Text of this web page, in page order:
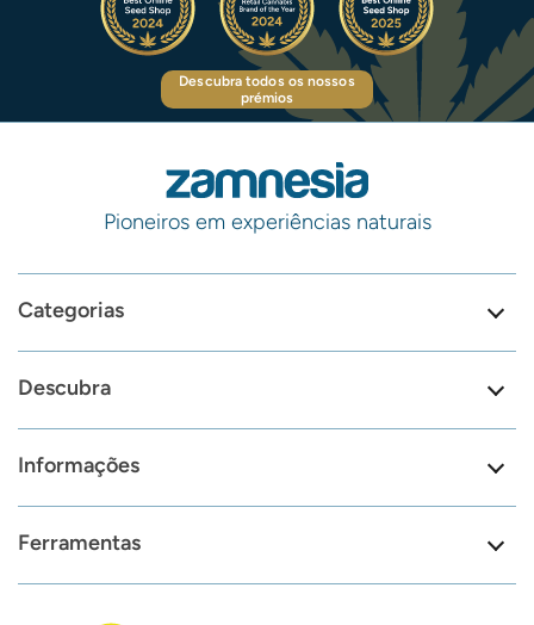
Descubra todos os nossos
prémios
Pioneiros em experiências naturais
Categorias
Descubra
Informações
Ferramentas